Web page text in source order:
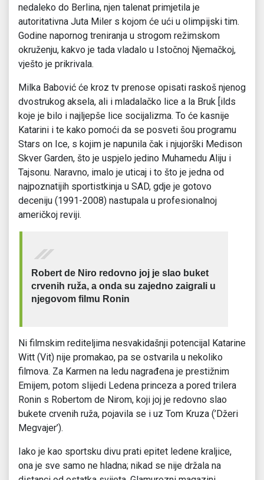
nedaleko do Berlina, njen talenat primjetila je
autoritativna Juta Miler s kojom će ući u olimpijski tim.
Godine napornog treniranja u strogom režimskom
okruženju, kakvo je tada vladalo u Istočnoj Njemačkoj,
vješto je prikrivala.
Milka Babović će kroz tv prenose opisati raskoš njenog
dvostrukog aksela, ali i mladalačko lice a la Bruk [ilds
koje je bilo i najljepše lice socijalizma. To će kasnije
Katarini i te kako pomoći da se posveti šou programu
Stars on Ice, s kojim je napunila čak i njujorški Medison
Skver Garden, što je uspjelo jedino Muhamedu Aliju i
Tajsonu. Naravno, imalo je uticaj i to što je jedna od
najpoznatijih sportistkinja u SAD, gdje je gotovo
deceniju (1991-2008) nastupala u profesionalnoj
američkoj reviji.
Robert de Niro redovno joj je slao buket
crvenih ruža, a onda su zajedno zaigrali u
njegovom filmu Ronin
Ni filmskim rediteljima nesvakidašnji potencijal Katarine
Witt (Vit) nije promakao, pa se ostvarila u nekoliko
filmova. Za Karmen na ledu nagrađena je prestižnim
Emijem, potom slijedi Ledena princeza a pored trilera
Ronin s Robertom de Nirom, koji joj je redovno slao
bukete crvenih ruža, pojavila se i uz Tom Kruza (’Džeri
Megvajer’).
Iako je kao sportsku divu prati epitet ledene kraljice,
ona je sve samo ne hladna; nikad se nije držala na